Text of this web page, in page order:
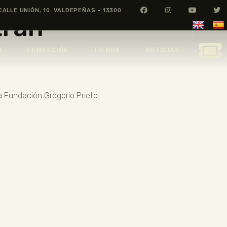
UNIÓN, 10. VALDEPEÑAS - 13300
Gregorio Prieto.